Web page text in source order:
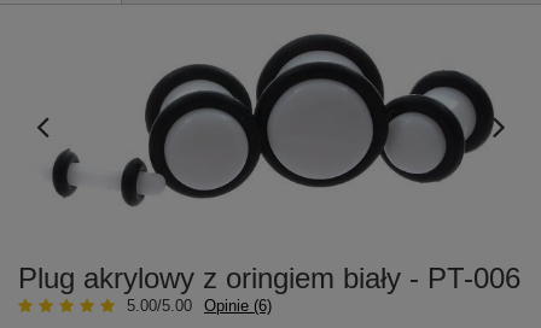
Plug akrylowy z oringiem biały - PT-006
5.00/5.00 Opinie (6)